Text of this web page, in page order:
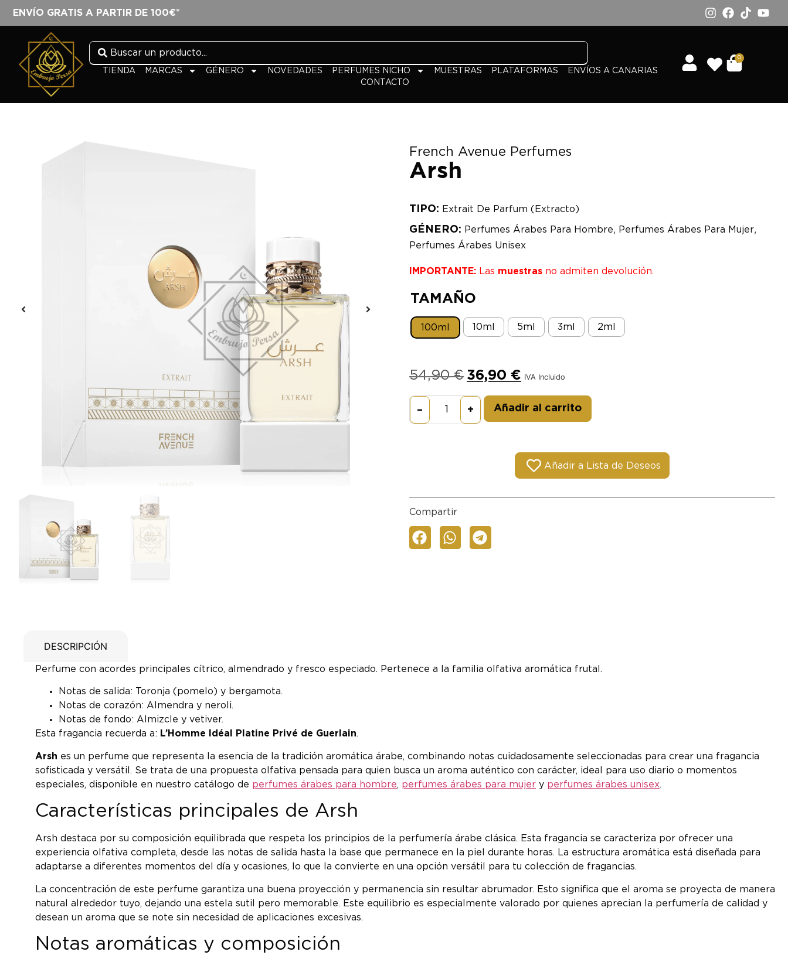
ENVÍO GRATIS A PARTIR DE 100€*
TIENDA MARCAS GÉNERO NOVEDADES PERFUMES NICHO MUESTRAS PLATAFORMAS
ENVÍOS A CANARIAS
CONTACTO
0
French Avenue Perfumes
Arsh
TIPO: Extrait De Parfum (Extracto)
GÉNERO: Perfumes Árabes Para Hombre, Perfumes Árabes Para Mujer,
Perfumes Árabes Unisex
IMPORTANTE: Las muestras no admiten devolución.
TAMAÑO
100ml 10ml 5ml 3ml 2ml
54,90€ 36,90 € IVA Incluido
– + Añadir al carrito
Añadir a Lista de Deseos
Compartir
DESCRIPCIÓN
Perfume con acordes principales cítrico, almendrado y fresco especiado. Pertenece a la familia olfativa aromática frutal.
Notas de salida: Toronja (pomelo) y bergamota.
Notas de corazón: Almendra y neroli.
Notas de fondo: Almizcle y vetiver.
Esta fragancia recuerda a: L’Homme Idéal Platine Privé de Guerlain.
Arsh es un perfume que representa la esencia de la tradición aromática árabe, combinando notas cuidadosamente seleccionadas para crear una fragancia
sofisticada y versátil. Se trata de una propuesta olfativa pensada para quien busca un aroma auténtico con carácter, ideal para uso diario o momentos
especiales, disponible en nuestro catálogo de perfumes árabes para hombre, perfumes árabes para mujer y perfumes árabes unisex.
Características principales de Arsh
Arsh destaca por su composición equilibrada que respeta los principios de la perfumería árabe clásica. Esta fragancia se caracteriza por ofrecer una
experiencia olfativa completa, desde las notas de salida hasta la base que permanece en la piel durante horas. La estructura aromática está diseñada para
adaptarse a diferentes momentos del día y ocasiones, lo que la convierte en una opción versátil para tu colección de fragancias.
La concentración de este perfume garantiza una buena proyección y permanencia sin resultar abrumador. Esto significa que el aroma se proyecta de manera
natural alrededor tuyo, dejando una estela sutil pero memorable. Este equilibrio es especialmente valorado por quienes aprecian la perfumería de calidad y
desean un aroma que se note sin necesidad de aplicaciones excesivas.
Notas aromáticas y composición